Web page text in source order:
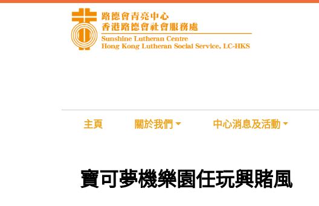
主頁 關於我們 中心消息及活動
寶可夢機樂園任玩興賭風